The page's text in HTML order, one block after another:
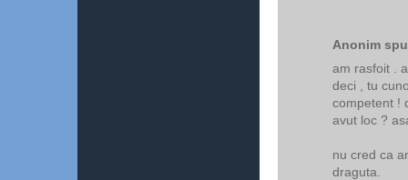
Anonim
am rasfoit .
deci , tu
competent !
avut loc ?
nu cred ca
draguta.